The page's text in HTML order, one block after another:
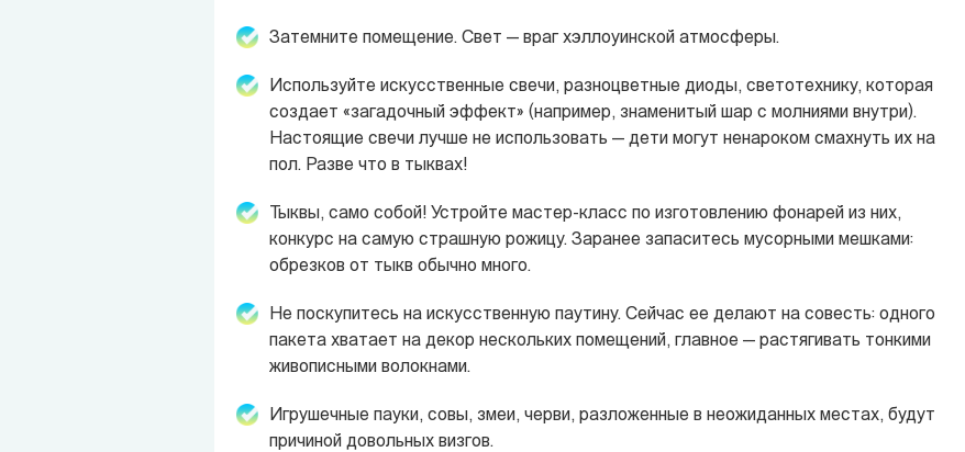
Затемните помещение. Свет — враг хэллоуинской атмосферы.
Используйте искусственные свечи, разноцветные диоды, светотехнику, которая
создает «загадочный эффект» (например, знаменитый шар с молниями внутри).
Настоящие свечи лучше не использовать — дети могут ненароком смахнуть их на
пол. Разве что в тыквах!
Тыквы, само собой! Устройте мастер-класс по изготовлению фонарей из них,
конкурс на самую страшную рожицу. Заранее запаситесь мусорными мешками:
обрезков от тыкв обычно много.
Не поскупитесь на искусственную паутину. Сейчас ее делают на совесть: одного
пакета хватает на декор нескольких помещений, главное — растягивать тонкими
живописными волокнами.
Игрушечные пауки, совы, змеи, черви, разложенные в неожиданных местах, будут
причиной довольных визгов.